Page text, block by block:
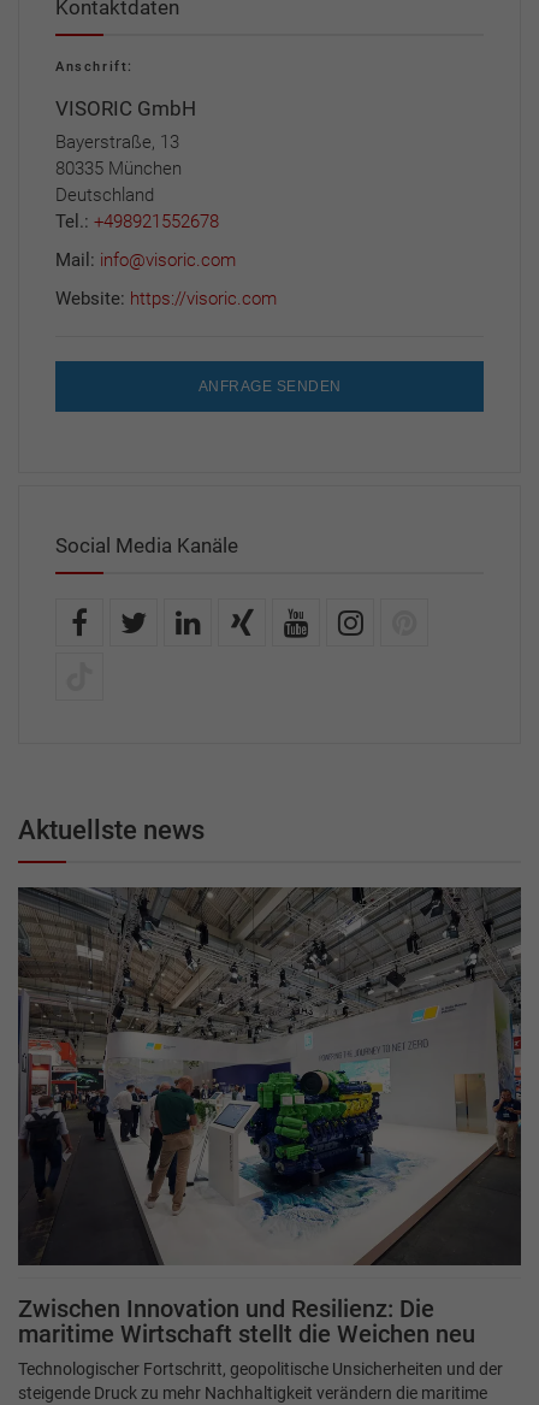
Kontaktdaten
Anschrift:
VISORIC GmbH
Bayerstraße, 13
80335 München
Deutschland
Tel.: +498921552678
Mail: info@visoric.com
Website: https://visoric.com
ANFRAGE SENDEN
Social Media Kanäle
Aktuellste news
Zwischen Innovation und Resilienz: Die
maritime Wirtschaft stellt die Weichen neu
Technologischer Fortschritt, geopolitische Unsicherheiten und der
steigende Druck zu mehr Nachhaltigkeit verändern die maritime